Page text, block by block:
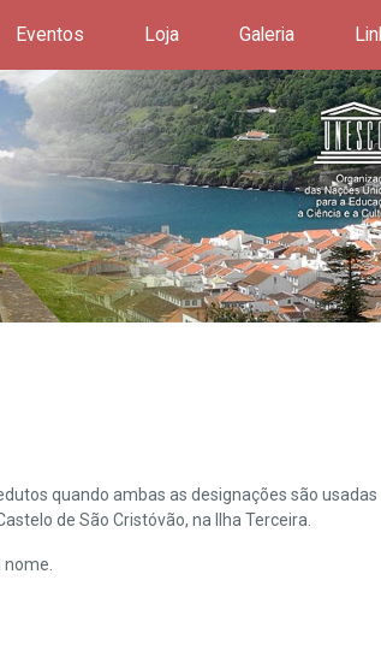
Eventos Loja Galeria
quando ambas as designações são
de São Cristóvão, na Ilha Terceira.